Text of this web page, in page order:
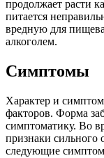
продолжает расти
питается
вредную для
алкоголем.
Симптомы
Характер и
факторов. Форма
симптоматику. Во
признаки
следующие